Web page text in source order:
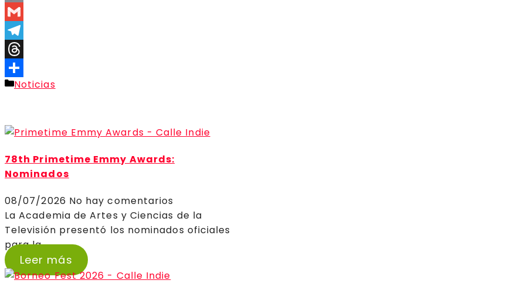
Copy
Link
Gmail
Telegram
Threads
Compartir
Categorías
Noticias
78th Primetime Emmy Awards:
Nominados
08/07/2026 No hay comentarios
La Academia de Artes y Ciencias de la
Televisión presentó los nominados oficiales
para la...
Leer más